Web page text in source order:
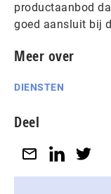
productaanbod
goed aansluit bij
Meer over
DIENSTEN
Deel